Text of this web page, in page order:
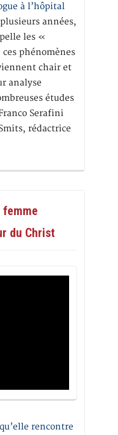
à l’hôpital
années,
les «
phénomènes
chair et
analyse
études
Serafini
rédactrice
du Christ
rencontre